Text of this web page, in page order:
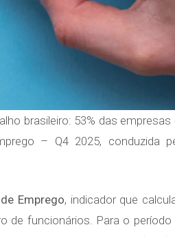
brasileiro: 53% das empresas
– Q4 2025, conduzida
Emprego, indicador que
de funcionários. Para o período